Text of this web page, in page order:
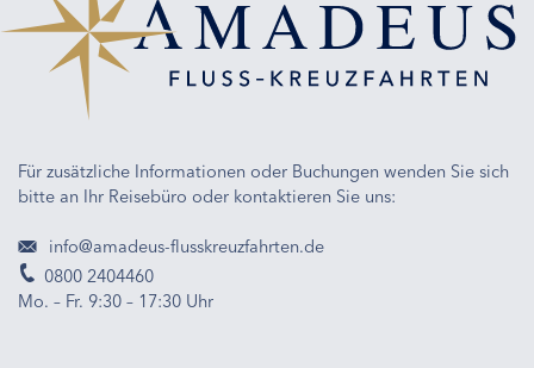
Für zusätzliche Informationen oder Buchungen wenden Sie sich
bitte an Ihr Reisebüro oder kontaktieren Sie uns:
info@amadeus-flusskreuzfahrten.de
0800 2404460
Mo. – Fr. 9:30 – 17:30 Uhr